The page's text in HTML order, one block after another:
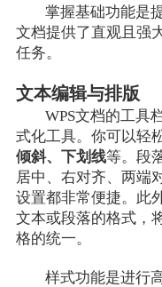
掌握基础功能是
文档提供了直观且强
任务。
文本编辑与排版
WPS文档的工具
式化工具。你可以轻
倾斜、下划线等。段
居中、右对齐、两端
设置都非常便捷。此
文本或段落的格式，
格的统一。
样式功能是进行